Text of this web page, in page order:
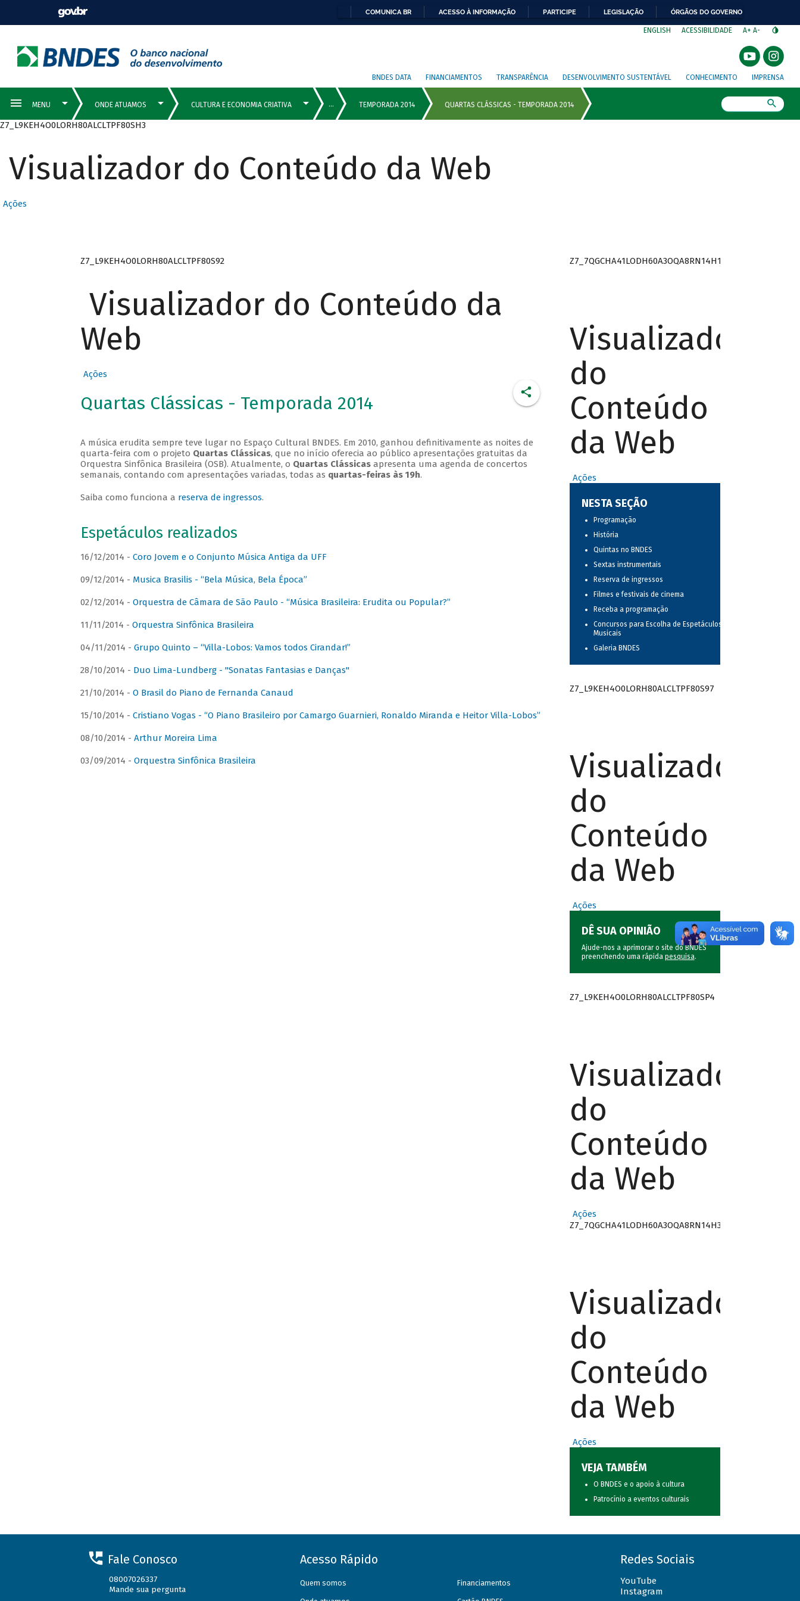
COMUNICA BR ACESSO À INFORMAÇÃO PARTICIPE LEGISLAÇÃO ÓRGÃOS DO GOVERNO
ENGLISH ACESSIBILIDADE A+ A-
BNDES DATA FINANCIAMENTOS TRANSPARÊNCIA DESENVOLVIMENTO SUSTENTÁVEL CONHECIMENTO IMPRENSA
Z7_L9KEH4O0LORH80ALCLTPF80SH3
Visualizador do Conteúdo da Web
Ações
Z7_L9KEH4O0LORH80ALCLTPF80S92
Visualizador do Conteúdo da
Web
Ações
Quartas Clássicas - Temporada 2014
A música erudita sempre teve lugar no Espaço Cultural BNDES. Em 2010, ganhou definitivamente as noites de
quarta-feira com o projeto Quartas Clássicas, que no início oferecia ao público apresentações gratuitas da
Orquestra Sinfônica Brasileira (OSB). Atualmente, o Quartas Clássicasapresenta uma agenda de concertos
semanais, contando com apresentações variadas, todas as quartas-feiras às 19h.
Saiba como funciona a reserva de ingressos.
Espetáculos realizados
16/12/2014 - Coro Jovem e o Conjunto Música Antiga da UFF
09/12/2014 - Musica Brasilis - “Bela Música, Bela Época”
02/12/2014 - Orquestra de Câmara de São Paulo - “Música Brasileira: Erudita ou Popular?”
11/11/2014 - Orquestra Sinfônica Brasileira
04/11/2014 - Grupo Quinto – “Villa-Lobos: Vamos todos Cirandar!”
28/10/2014 - Duo Lima-Lundberg - "Sonatas Fantasias e Danças"
21/10/2014 - O Brasil do Piano de Fernanda Canaud
15/10/2014 - Cristiano Vogas - “O Piano Brasileiro por Camargo Guarnieri, Ronaldo Miranda e Heitor Villa-Lobos”
08/10/2014 - Arthur Moreira Lima
03/09/2014 - Orquestra Sinfônica Brasileira
Z7_7QGCHA41LODH60A3OQA8RN14H1
Visualizador
do
Conteúdo
da Web
Ações
NESTA SEÇÃO
Programação
História
Quintas no BNDES
Sextas instrumentais
Reserva de ingressos
Filmes e festivais de cinema
Receba a programação
Concursos para Escolha de Espetáculos
Musicais
Galeria BNDES
Z7_L9KEH4O0LORH80ALCLTPF80S97
Visualizador
do
Conteúdo
da Web
Ações
DÊ SUA OPINIÃO
Ajude-nos a aprimorar o site do BNDES
preenchendo uma rápida pesquisa.
Z7_L9KEH4O0LORH80ALCLTPF80SP4
Visualizador
do
Conteúdo
da Web
Ações
Z7_7QGCHA41LODH60A3OQA8RN14H3
Visualizador
do
Conteúdo
da Web
Ações
VEJA TAMBÉM
O BNDES e o apoio à cultura
Patrocínio a eventos culturais
Fale Conosco
08007026337
Mande sua pergunta
Acesso Rápido
Quem somos Financiamentos
Redes Sociais
YouTube
Instagram